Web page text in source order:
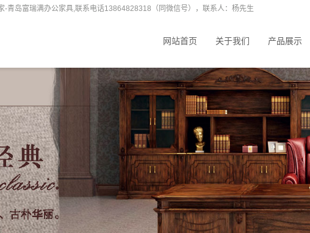
-青岛富瑞满办公家具,联系电话13864828318（同微信号），联系人：杨先生
网站首页 关于我们 产品展示